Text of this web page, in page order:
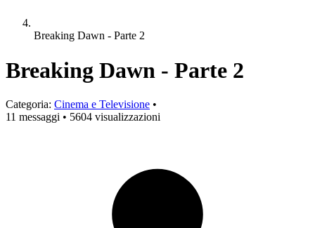
Breaking Dawn - Parte 2
Breaking Dawn - Parte 2
Categoria: Cinema e Televisione •
11 messaggi • 5604 visualizzazioni